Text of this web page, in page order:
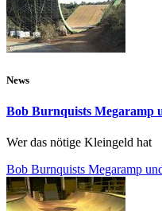
News
Bob Burnquists Megaramp
Wer das nötige Kleingeld hat
Bob Burnquists Megaramp